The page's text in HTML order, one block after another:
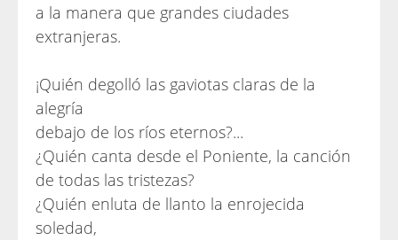
a la manera que grandes ciudades
extranjeras.
¡Quién degolló las gaviotas claras de la
alegría
debajo de los ríos eternos?...
¿Quién canta desde el Poniente, la canción
de todas las tristezas?
¿Quién enluta de llanto la enrojecida
soledad,